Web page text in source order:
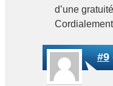
d’une
Cordialement
#9